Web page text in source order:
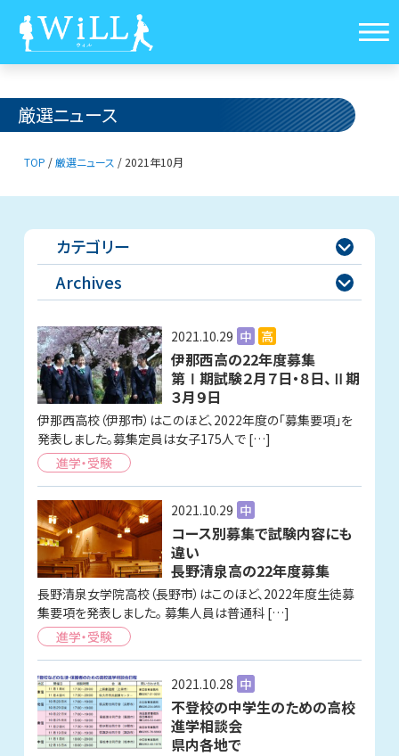
厳選ニュース
TOP /厳選ニュース / 2021年10月
カテゴリー 
Archives 
2021.10.29 中 高
伊那西高の22年度募集
第Ⅰ期試験２月７日・８日、Ⅱ期
３月９日
伊那西高校（伊那市）はこのほど、2022年度の「募集要項」を
発表しました。募集定員は女子175人で […]
進学・受験
2021.10.29 中
コース別募集で試験内容にも
違い
長野清泉高の22年度募集
長野清泉女学院高校（長野市）はこのほど、2022年度生徒募
集要項を発表しました。 募集人員は普通科 […]
進学・受験
2021.10.28 中
不登校の中学生のための高校
進学相談会
県内各地で